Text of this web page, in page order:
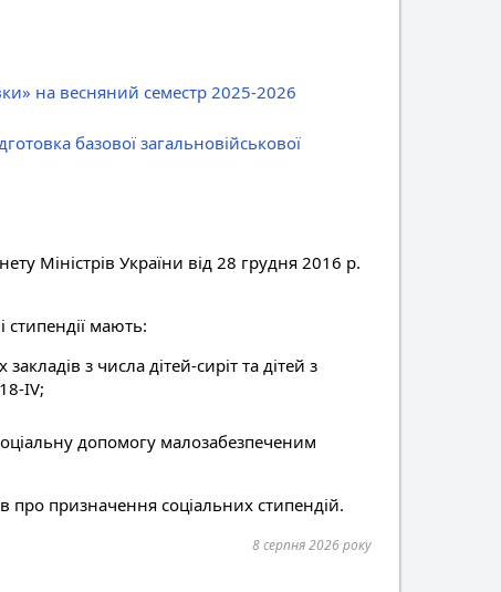
на весняний семестр 2025-2026
базової загальновійськової
Міністрів України від 28 грудня 2016 р.
стипендії мають:
з числа дітей-сиріт та дітей з
IV;
допомогу малозабезпеченим
про призначення соціальних стипендій.
8 серпня 2026 року